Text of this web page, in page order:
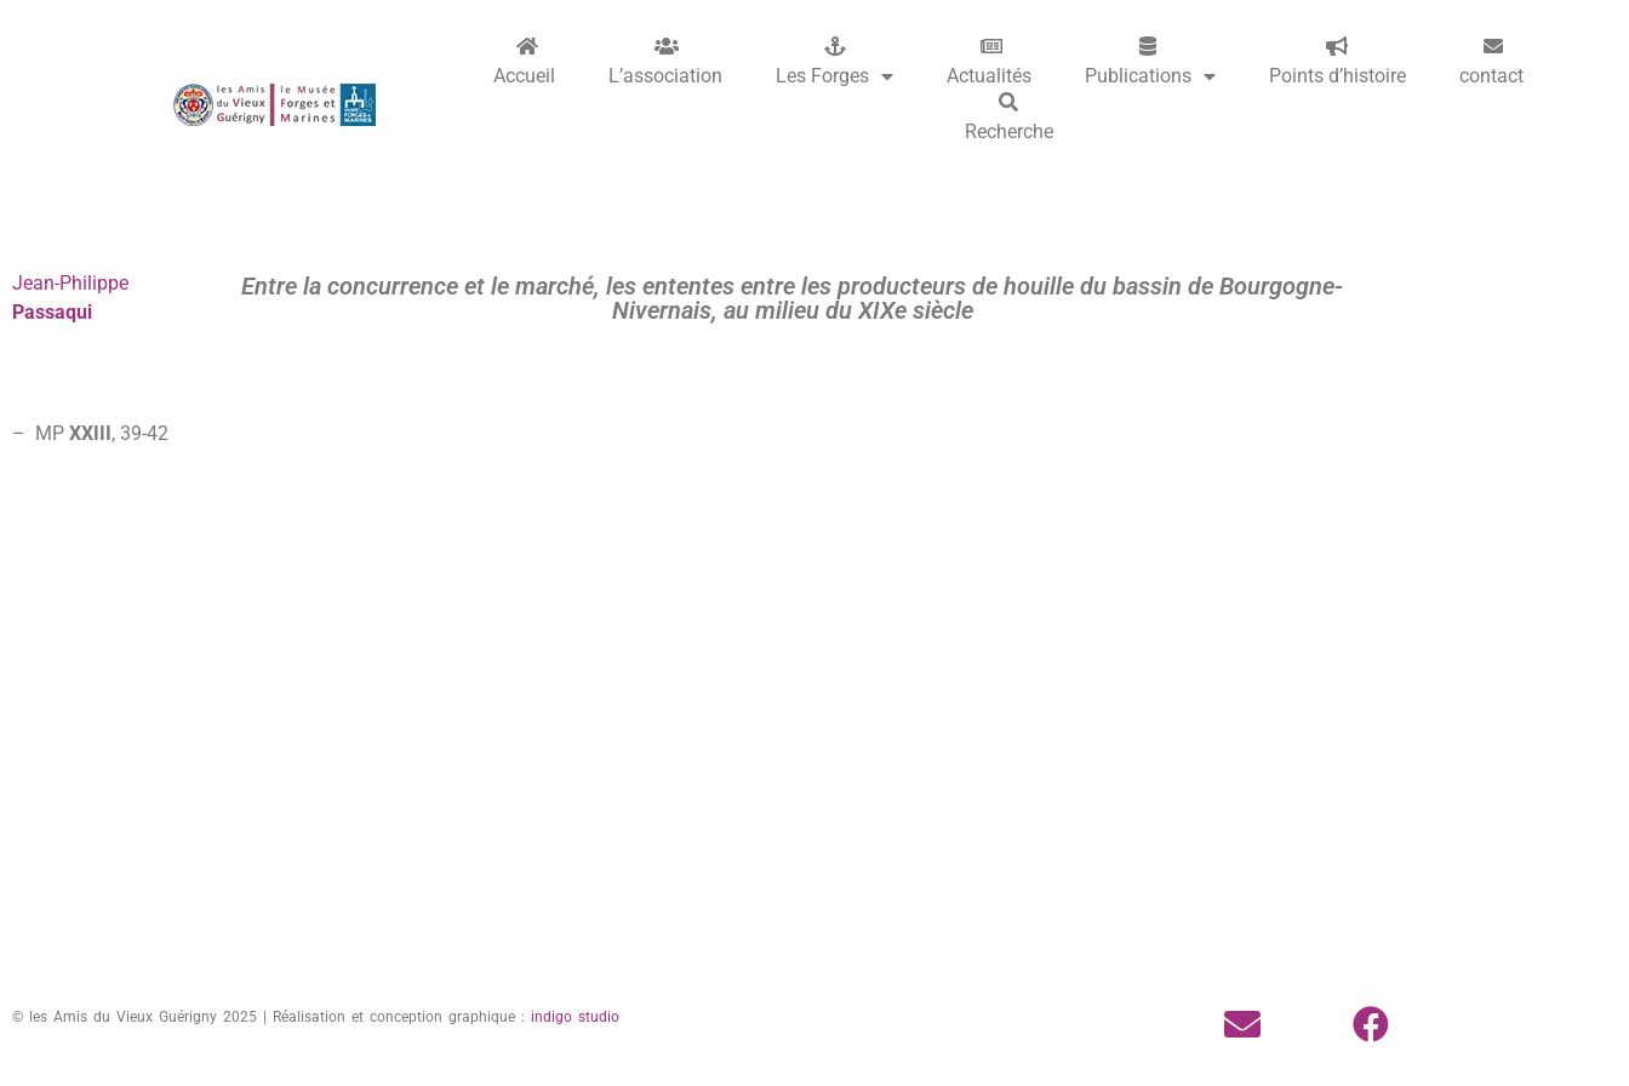
Accueil L’association Les Forges Actualités Publications Points d’histoire contact
Recherche
Jean-Philippe
Passaqui
Entre la concurrence et le marché, les ententes entre les producteurs de houille du bassin de Bourgogne-
Nivernais, au milieu du XIXe siècle
– MP XXIII, 39-42
© les Amis du Vieux Guérigny 2025 | Réalisation et conception graphique : indigo studio